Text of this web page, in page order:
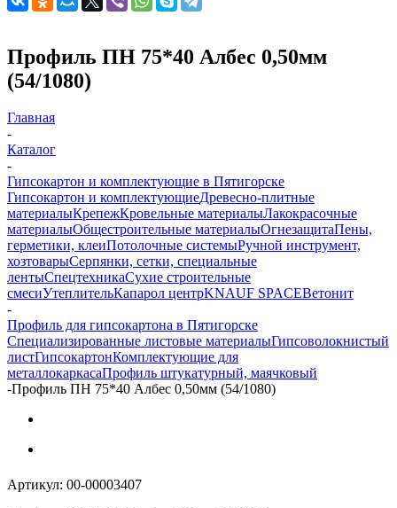
Профиль ПН 75*40 Албес 0,50мм
(54/1080)
Главная
-
Каталог
-
Гипсокартон и комплектующие в Пятигорске
Гипсокартон и комплектующиеДревесно-плитные
материалыКрепежКровельные материалыЛакокрасочные
материалыОбщестроительные материалыОгнезащитаПены,
герметики, клеиПотолочные системыРучной инструмент,
хозтоварыСерпянки, сетки, специальные
лентыСпецтехникаСухие строительные
смесиУтеплительКапарол центрKNAUF SPACEВетонит
-
Профиль для гипсокартона в Пятигорске
Специализированные листовые материалыГипсоволокнистый
листГипсокартонКомплектующие для
металлокаркасаПрофиль штукатурный, маячковый
-Профиль ПН 75*40 Албес 0,50мм (54/1080)
Артикул: 00-00003407